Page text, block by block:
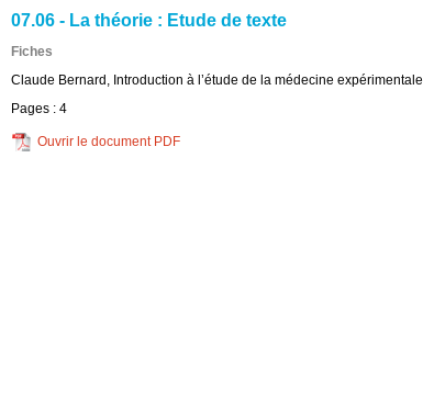
07.06 - La théorie : Etude de texte
Fiches
Claude Bernard, Introduction à l’étude de la médecine expérimentale
Pages : 4
Ouvrir le document PDF